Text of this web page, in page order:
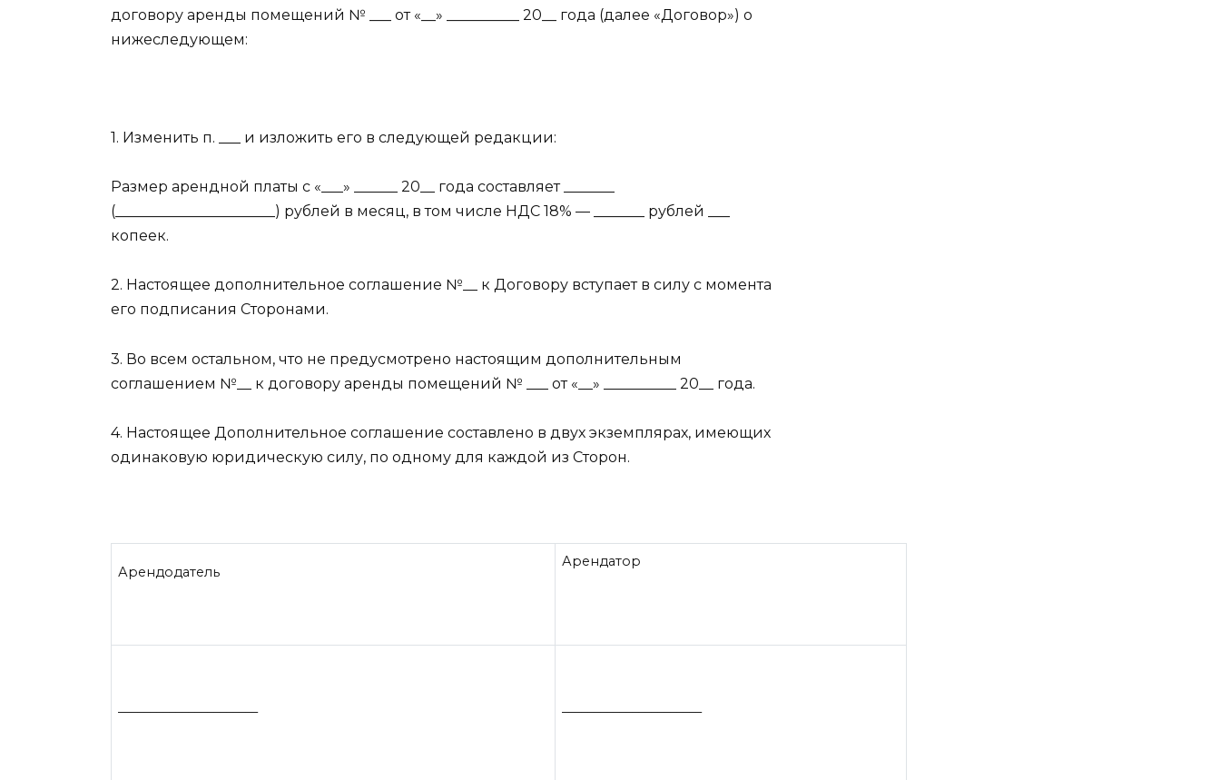
договору аренды помещений № ___ от «__» __________ 20__ года (далее «Договор») о
нижеследующем:
1. Изменить п. ___ и изложить его в следующей редакции:
Размер арендной платы с «___» ______ 20__ года составляет _______
(______________________) рублей в месяц, в том числе НДС 18% — _______ рублей ___
копеек.
2. Настоящее дополнительное соглашение №__ к Договору вступает в силу с момента
его подписания Сторонами.
3. Во всем остальном, что не предусмотрено настоящим дополнительным
соглашением №__ к договору аренды помещений № ___ от «__» __________ 20__ года.
4. Настоящее Дополнительное соглашение составлено в двух экземплярах, имеющих
одинаковую юридическую силу, по одному для каждой из Сторон.
Арендодатель
Арендатор